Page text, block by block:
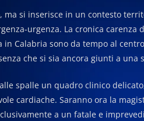
si inserisce in un contesto
urgenza. La cronica carenza
in Calabria sono da tempo al
che si sia ancora giunti a una
spalle un quadro clinico
cardiache. Saranno ora la
a un fatale e